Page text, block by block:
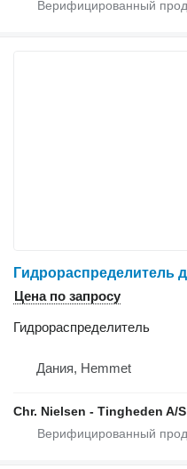
Цена по запросу
Гидрораспределитель
Дания, Hemmet
Chr. Nielsen - Tingheden A/S